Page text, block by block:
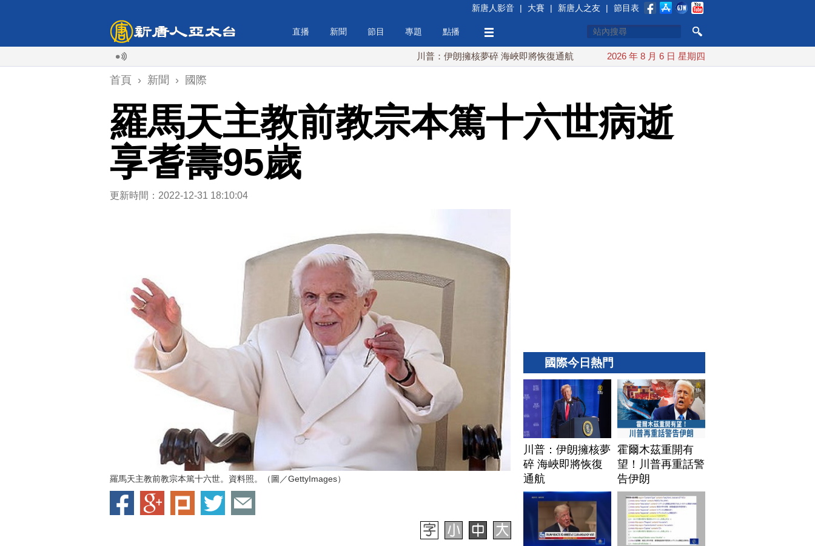
新唐人影音 | 大賽 | 新唐人之友 | 節目表
直播 新聞 節目 專題 點播
川普：伊朗擁核夢碎 海峽即將恢復通航 烏克蘭貨機旁驚現炸彈無人機 德國機場緊急拆彈
2026 年 8 月 6 日 星期四
首頁 › 新聞 › 國際
羅馬天主教前教宗本篤十六世病逝
享耆壽95歲
更新時間：2022-12-31 18:10:04
羅馬天主教前教宗本篤十六世。資料照。（圖／GettyImages）
國際今日熱門
川普：伊朗擁核夢
碎 海峽即將恢復
通航
霍爾木茲重開有
望！川普再重話警
告伊朗